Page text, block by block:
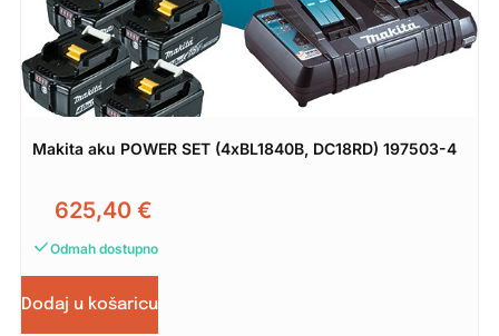
Makita aku POWER SET (4xBL1840B, DC18RD) 197503-4
625,40 €
Odmah dostupno
Dodaj u košaricu